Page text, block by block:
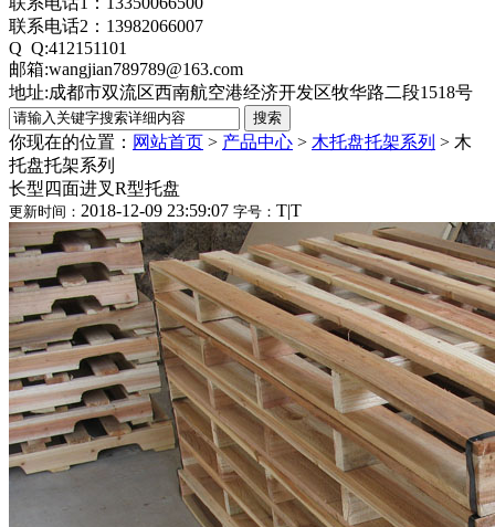
联系电话2：13982066007
Q Q:412151101
邮箱:wangjian789789@163.com
地址:成都市双流区西南航空港经济开发区牧华路二段1518号
你现在的位置： 网站首页 > 产品中心 > 木托盘托架系列 > 木
托盘托架系列
长型四面进叉R型托盘
更新时间： 2018-12-09 23:59:07 字号： T|T